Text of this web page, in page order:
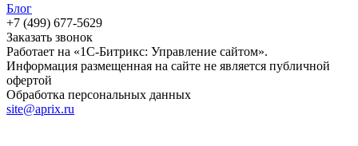
Блог
+7 (499) 677-5629
Заказать звонок
Работает на «1С-Битрикс: Управление сайтом».
Информация размещенная на сайте не является публичной
офертой
Обработка персональных данных
site@aprix.ru